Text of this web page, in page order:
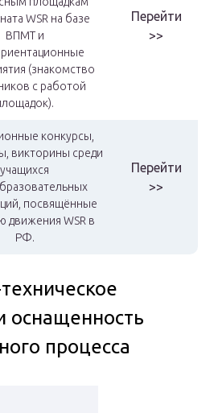
WSR на базе
ВПМТ и
(знакомство
с работой
Перейти
>>
конкурсы,
викторины среди
учащихся
посвящённые
движения WSR в
РФ.
Перейти
>>
оснащенность
процесса